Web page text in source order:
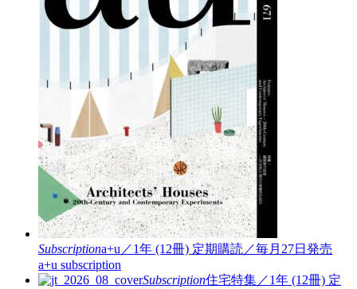
Subscriptiona+u／1年 (12冊) 定期購読／毎月27日発売
a+u subscription
Subscription住宅特集／1年 (12冊) 定